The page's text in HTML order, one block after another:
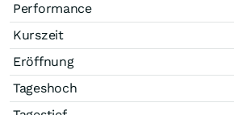
Performance
Kurszeit
Eröffnung
Tageshoch